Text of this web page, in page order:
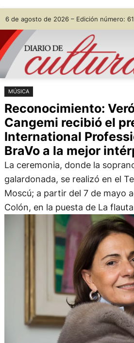
Saltar
al
contenido
Skip
to
content
6 de agosto de 2026 – Edición número:
MÚSICA
Reconocimiento:
Cangemi recibió el
International
BraVo a la mejor
La ceremonia, donde la
galardonada, se realizó en el
Moscú; a partir del 7 de mayo
Colón, en la puesta de La